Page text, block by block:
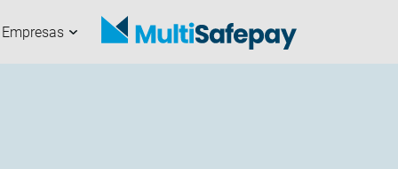
Empresas